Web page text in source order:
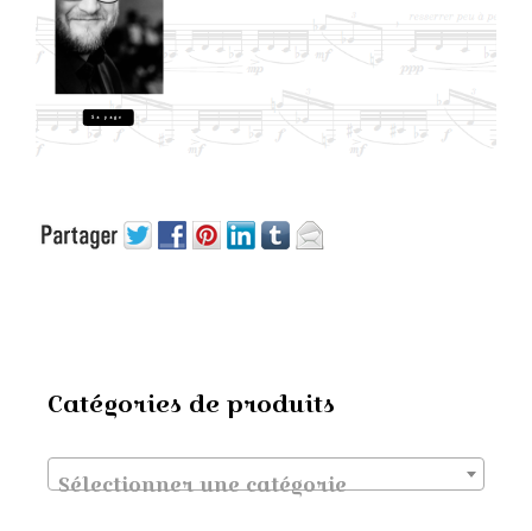
Sa page
Catégories de produits
Sélectionner une catégorie